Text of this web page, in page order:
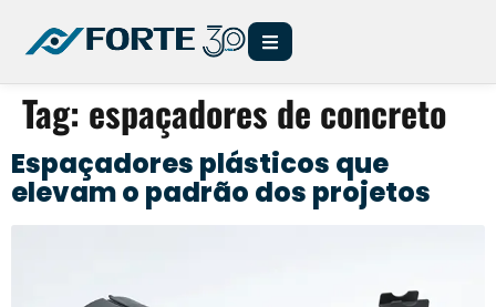
Tag: espaçadores de concreto
Espaçadores plásticos que
elevam o padrão dos projetos